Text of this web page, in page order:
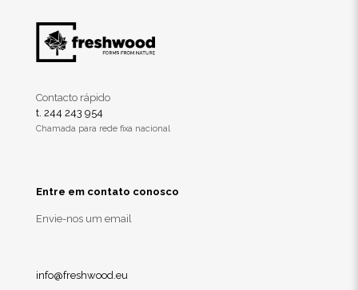
Contacto rápido
t. 244 243 954
Chamada para rede fixa nacional
Entre em contato conosco
Envie-nos um email
info@freshwood.eu